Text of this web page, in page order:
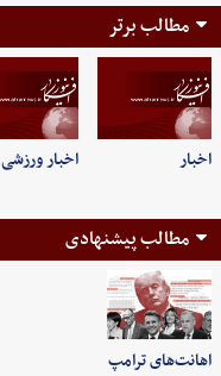
مطالب برتر
اخبار اخبار ورزشی
مطالب پیشنهادی
اهانت‌های ترامپ